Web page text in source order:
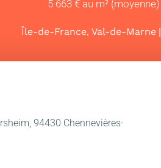
5 663 € au m² (moyenne)
Île-de-France, Val-de-Marne|
94430 Chennevières-